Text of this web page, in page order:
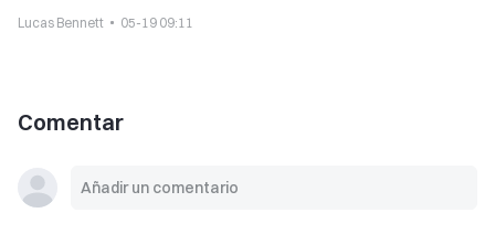
Lucas Bennett 05-19 09:11
Comentar